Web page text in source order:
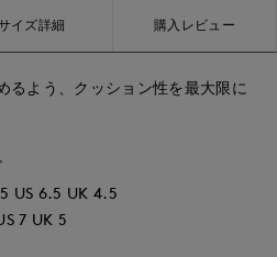
イズ詳細 購入レビュー
るよう、クッション性を最大限に
US 6.5 UK 4.5
7 UK 5